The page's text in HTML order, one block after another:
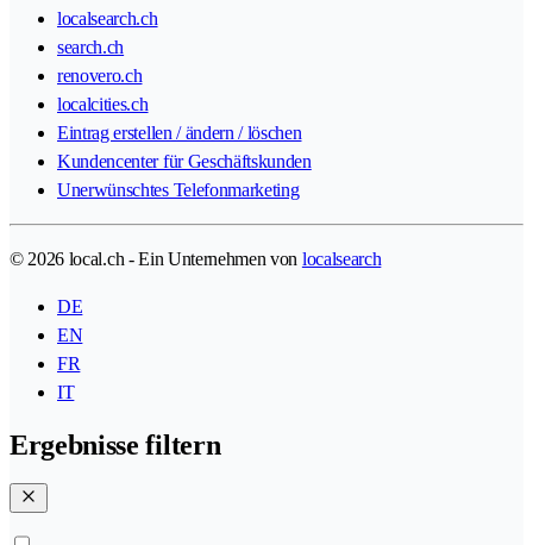
localsearch.ch
search.ch
renovero.ch
localcities.ch
Eintrag erstellen / ändern / löschen
Kundencenter für Geschäftskunden
Unerwünschtes Telefonmarketing
© 2026 local.ch - Ein Unternehmen von localsearch
DE
EN
FR
IT
Ergebnisse filtern